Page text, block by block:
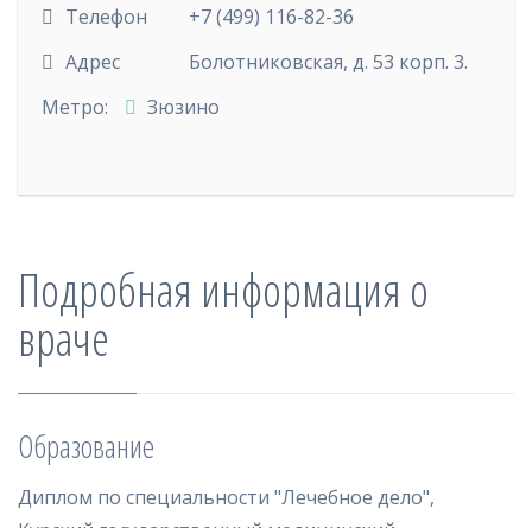
Телефон
+7 (499) 116-82-36
Адрес
Болотниковская, д. 53 корп. 3.
Метро:
Зюзино
Подробная информация о
враче
Образование
Диплом по специальности "Лечебное дело",